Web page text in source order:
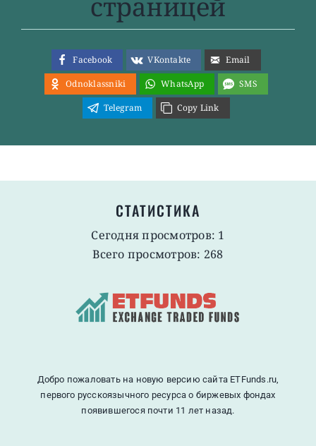
страницей
Facebook VKontakte
Email
Odnoklassniki
WhatsApp
SMS
Telegram
Copy Link
СТАТИСТИКА
Сегодня просмотров: 1
Всего просмотров: 268
Добро пожаловать на новую версию сайта ETFunds.ru,
первого русскоязычного ресурса о биржевых фондах
появившегося почти 11 лет назад.